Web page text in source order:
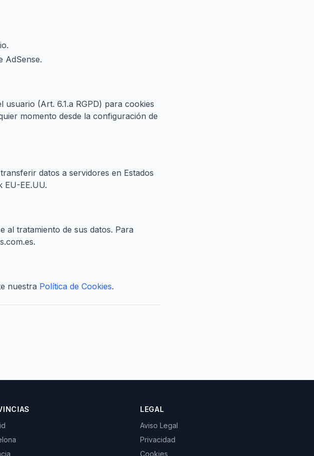
AdSense.
usuario (Art. 6.1.a RGPD) para cookies
momento desde la configuración de
datos a servidores en Estados
EU-EE.UU.
al tratamiento de sus datos. Para
.
nuestra Política de Cookies.
LEGAL
Aviso Legal
Privacidad
Cookies